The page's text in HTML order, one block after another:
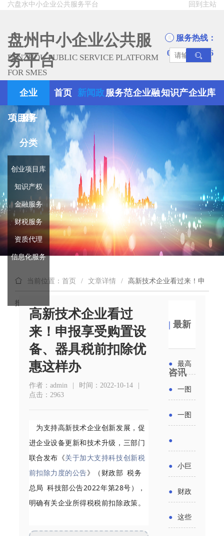
回到主站
六盘水中小企业公共服务平台
盘州中小企业公共服
务平台
PANZHOU PUBLIC SERVICE PLATFORM
FOR SMES
服务热线：
0858-8945666
企业
服务
分类
创业项目库
知识产权
金融服务
财税服务
资质代理
信息化服务
首页 新闻政
策
服务范企业融知识产企业库
项目库
当前位置：首页 / 文章详情 / 高新技术企业看过来！申
报享受购置设备、器具税前扣除优惠这样办
高新技术企业看过
来！申报享受购置设
备、器具税前扣除优
惠这样办
作者：admin | 时间：2022-10-14
|
点击：2963
为支持高新技术企业创新发展，促
进企业设备更新和技术升级，三部门
联合发布《关于加大支持科技创新税
前扣除力度的公告》（财政部 税务
总局 科技部公告2022年第28号），
明确有关企业所得税税前扣除政策。
|最新
咨讯
● 最高
元！贵
州开展
2026年
轮汽车
● 一图
省科技
成果转
化中试
报工作
● 一图
出台酒
类新规
酒企出
●
小企业
发展环
● 小巨
了？工
● 财政
● 这些